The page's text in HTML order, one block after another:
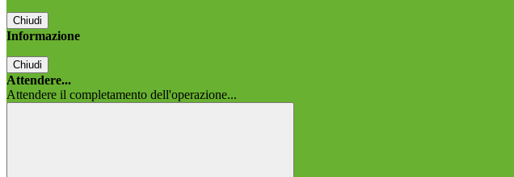
Chiudi
Informazione
Chiudi
Attendere...
Attendere il completamento dell'operazione...